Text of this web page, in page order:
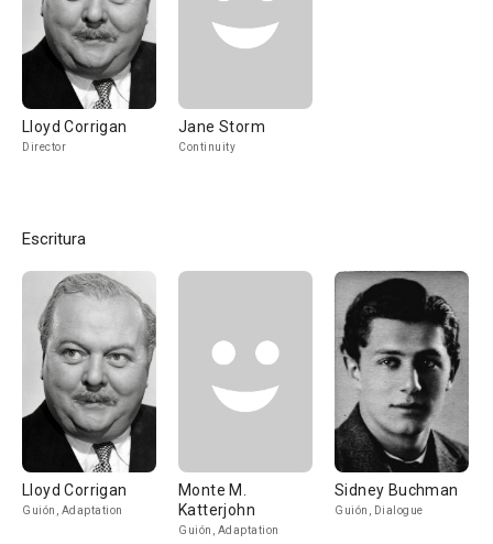
Lloyd Corrigan
Director
Jane Storm
Continuity
Escritura
Lloyd Corrigan
Guión, Adaptation
Monte M.
Katterjohn
Guión, Adaptation
Sidney Buchman
Guión, Dialogue